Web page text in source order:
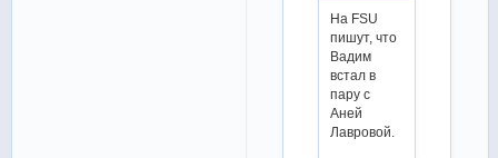
На FSU
пишут, что
Вадим
встал в
пару с
Аней
Лавровой.